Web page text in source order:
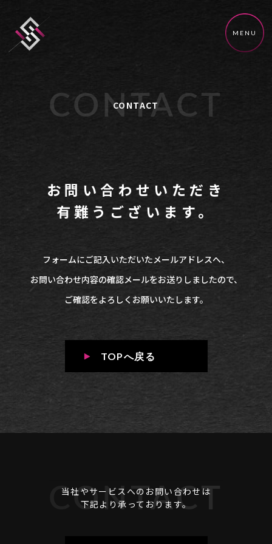
MENU
CONTACT
CONTACT
お問い合わせいただき
有難うございます。
フォームにご記入いただいたメールアドレスへ、
お問い合わせ内容の確認メールをお送りしましたので、
ご確認をよろしくお願いいたします。
TOPへ戻る
当社やサービスへのお問い合わせは
下記より承っております。
CONTACT